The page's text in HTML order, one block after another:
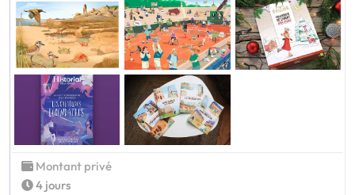
Montant privé
4 jours